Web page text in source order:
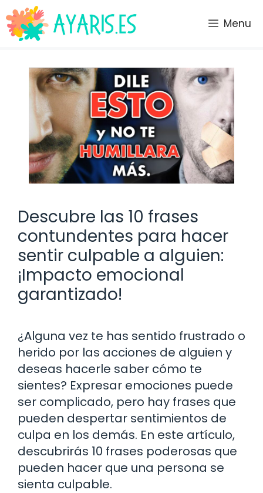
Saltar
al
contenido
Menu
Descubre las 10 frases
contundentes para hacer
sentir culpable a alguien:
¡Impacto emocional
garantizado!
¿Alguna vez te has sentido frustrado o
herido por las acciones de alguien y
deseas hacerle saber cómo te
sientes? Expresar emociones puede
ser complicado, pero hay frases que
pueden despertar sentimientos de
culpa en los demás. En este artículo,
descubrirás 10 frases poderosas que
pueden hacer que una persona se
sienta culpable.